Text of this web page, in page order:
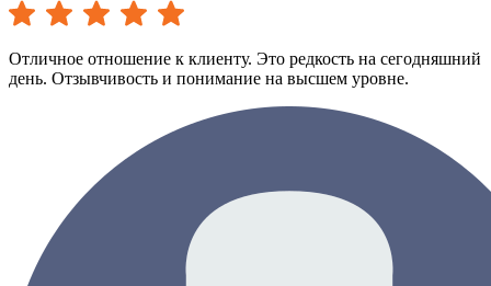
Отличное отношение к клиенту. Это редкость на сегодняшний
день. Отзывчивость и понимание на высшем уровне.